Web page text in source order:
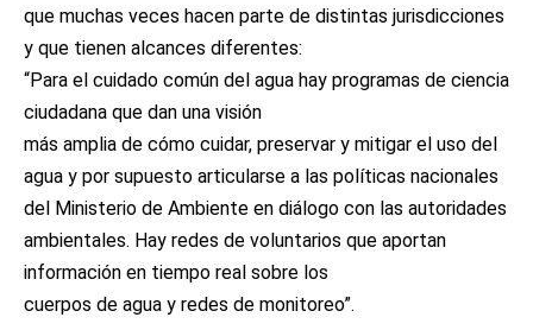
que muchas veces hacen parte de distintas jurisdicciones
y que tienen alcances diferentes:
“Para el cuidado común del agua hay programas de ciencia
ciudadana que dan una visión
más amplia de cómo cuidar, preservar y mitigar el uso del
agua y por supuesto articularse a las políticas nacionales
del Ministerio de Ambiente en diálogo con las autoridades
ambientales. Hay redes de voluntarios que aportan
información en tiempo real sobre los
cuerpos de agua y redes de monitoreo”.